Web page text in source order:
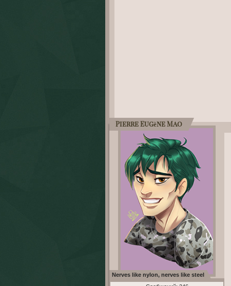
Pierre Eugène Mao
Nerves like nylon, nerves like steel